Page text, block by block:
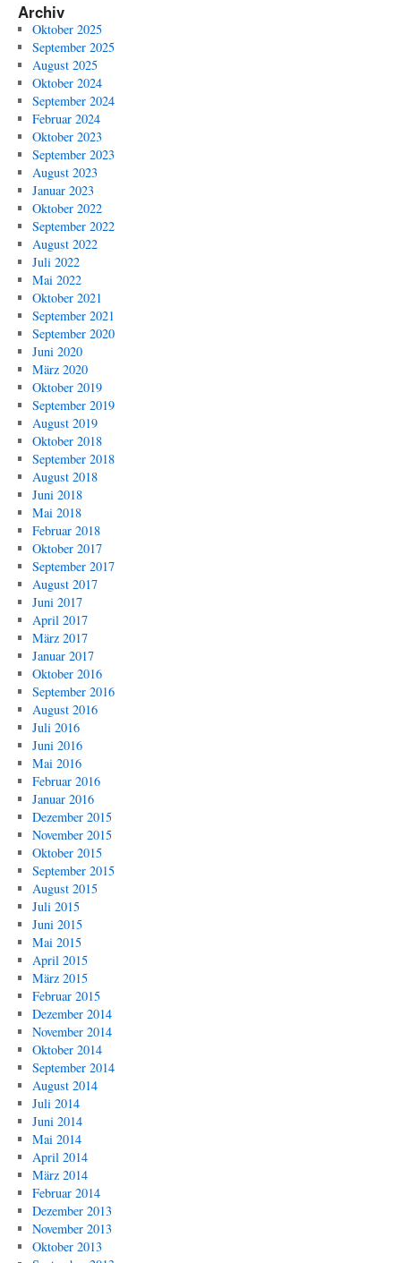
Archiv
Oktober 2025
September 2025
August 2025
Oktober 2024
September 2024
Februar 2024
Oktober 2023
September 2023
August 2023
Januar 2023
Oktober 2022
September 2022
August 2022
Juli 2022
Mai 2022
Oktober 2021
September 2021
September 2020
Juni 2020
März 2020
Oktober 2019
September 2019
August 2019
Oktober 2018
September 2018
August 2018
Juni 2018
Mai 2018
Februar 2018
Oktober 2017
September 2017
August 2017
Juni 2017
April 2017
März 2017
Januar 2017
Oktober 2016
September 2016
August 2016
Juli 2016
Juni 2016
Mai 2016
Februar 2016
Januar 2016
Dezember 2015
November 2015
Oktober 2015
September 2015
August 2015
Juli 2015
Juni 2015
Mai 2015
April 2015
März 2015
Februar 2015
Dezember 2014
November 2014
Oktober 2014
September 2014
August 2014
Juli 2014
Juni 2014
Mai 2014
April 2014
März 2014
Februar 2014
Dezember 2013
November 2013
Oktober 2013